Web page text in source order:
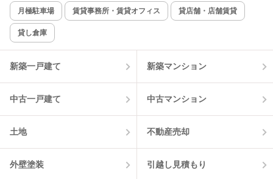
月極駐車場 賃貸事務所・賃貸オフィス 貸店舗・店舗賃貸
貸し倉庫
新築一戸建て 新築マンション
中古一戸建て 中古マンション
土地 不動産売却
外壁塗装 引越し見積もり